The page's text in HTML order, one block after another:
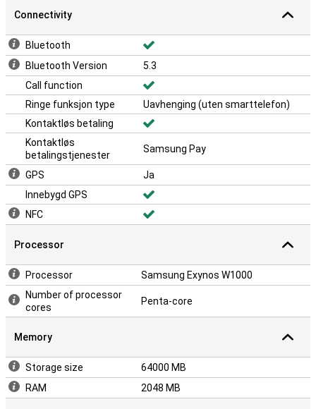
Connectivity
Bluetooth
Bluetooth Version
5.3
Call function
Ringe funksjon type
Uavhenging (uten smarttelefon)
Kontaktløs betaling
Kontaktløs
betalingstjenester
Samsung Pay
GPS
Ja
Innebygd GPS
NFC
Processor
Processor
Samsung Exynos W1000
Number of processor
cores
Penta-core
Memory
Storage size
64000 MB
RAM
2048 MB